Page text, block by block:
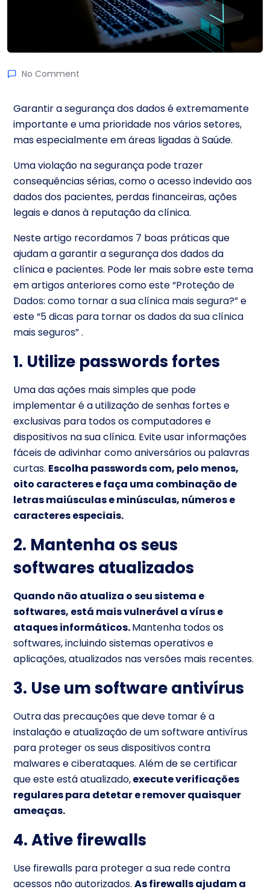
No Comment
Garantir a segurança dos dados é extremamente
importante e uma prioridade nos vários setores,
mas especialmente em áreas ligadas à Saúde.
Uma violação na segurança pode trazer
consequências sérias, como o acesso indevido aos
dados dos pacientes, perdas financeiras, ações
legais e danos à reputação da clínica.
Neste artigo recordamos 7 boas práticas que
ajudam a garantir a segurança dos dados da
clínica e pacientes. Pode ler mais sobre este tema
em artigos anteriores como este “Proteção de
Dados: como tornar a sua clínica mais segura?” e
este “5 dicas para tornar os dados da sua clínica
mais seguros” .
1. Utilize passwords fortes
Uma das ações mais simples que pode
implementar é a utilização de senhas fortes e
exclusivas para todos os computadores e
dispositivos na sua clínica. Evite usar informações
fáceis de adivinhar como aniversários ou palavras
curtas. Escolha passwords com, pelo menos,
oito caracteres e faça uma combinação de
letras maiúsculas e minúsculas, números e
caracteres especiais.
2. Mantenha os seus
softwares atualizados
Quando não atualiza o seu sistema e
softwares, está mais vulnerável a vírus e
ataques informáticos.Mantenha todos os
softwares, incluindo sistemas operativos e
aplicações, atualizados nas versões mais recentes.
3. Use um software antivírus
Outra das precauções que deve tomar é a
instalação e atualização de um software antivírus
para proteger os seus dispositivos contra
malwares e ciberataques. Além de se certificar
que este está atualizado,execute verificações
regulares para detetar e remover quaisquer
ameaças.
4. Ative firewalls
Use firewalls para proteger a sua rede contra
acessos não autorizados. As firewalls ajudam a